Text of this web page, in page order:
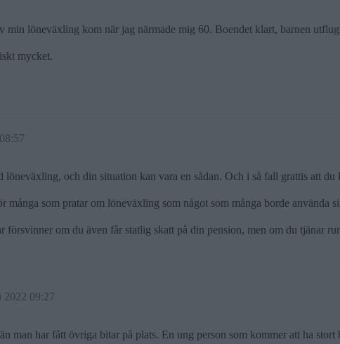
min löneväxling kom när jag närmade mig 60. Boendet klart, barnen
mycket.
löneväxling, och din situation kan vara en sådan. Och i så fall grattis att du
som pratar om löneväxling som något som många borde använda
försvinner om du även får statlig skatt på din pension, men om du tjänar
2022 09:27
man har fått övriga bitar på plats. En ung person som kommer att ha